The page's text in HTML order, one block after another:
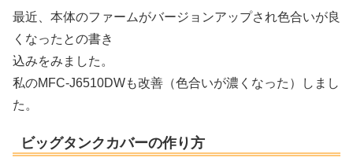
最近、本体のファームがバージョンアップされ色合いが良
くなったとの書き
込みをみました。
私のMFC-J6510DWも改善（色合いが濃くなった）しまし
た。
ビッグタンクカバーの作り方